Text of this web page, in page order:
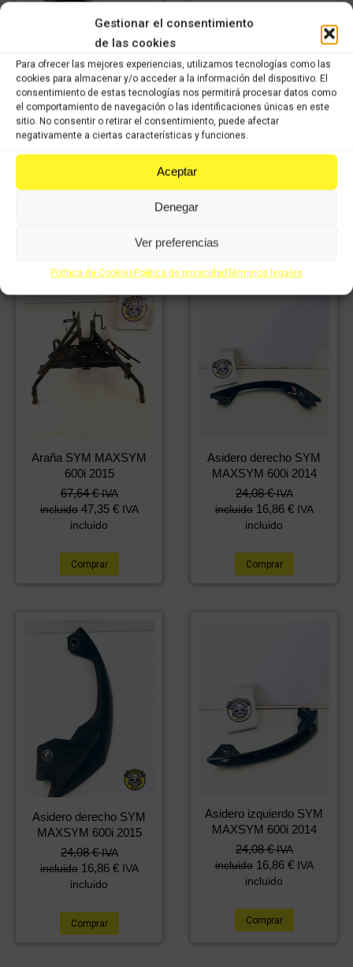
Gestionar el consentimiento
de las cookies
Para ofrecer las mejores experiencias, utilizamos tecnologías como las
cookies para almacenar y/o acceder a la información del dispositivo. El
consentimiento de estas tecnologías nos permitirá procesar datos como
el comportamiento de navegación o las identificaciones únicas en este
sitio. No consentir o retirar el consentimiento, puede afectar
negativamente a ciertas características y funciones.
Aceptar
Denegar
Ver preferencias
Política de CookiesPolítica de privacidadTérminos legales
Amortiguador trasero
SYM MAXSYM 600i
2015
39,99 € IVA
incluido 28,00€ IVA
Araña SYM MAXSYM
incluido 47,35 € IVA
incluido
Comprar
Araña SYM MAXSYM
600i 2015
67,64€ IVA
incluido 47,35 € IVA
incluido
Comprar
Asidero derecho SYM
MAXSYM 600i 2014
24,08€ IVA
incluido 16,86 € IVA
incluido
Comprar
Asidero derecho SYM
MAXSYM 600i 2015
24,08€ IVA
incluido 16,86 € IVA
incluido
Comprar
Asidero izquierdo SYM
MAXSYM 600i 2014
24,08€ IVA
incluido 16,86 € IVA
incluido
Comprar